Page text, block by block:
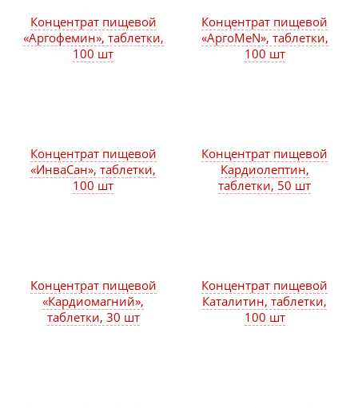
Концентрат пищевой
«АргоMeN», таблетки,
100 шт
Концентрат пищевой
«Аргофемин», таблетки,
100 шт
Концентрат пищевой
«ИнваСан», таблетки,
100 шт
Концентрат пищевой
Кардиолептин,
таблетки, 50 шт
Концентрат пищевой
«Кардиомагний»,
таблетки, 30 шт
Концентрат пищевой
Каталитин, таблетки,
100 шт